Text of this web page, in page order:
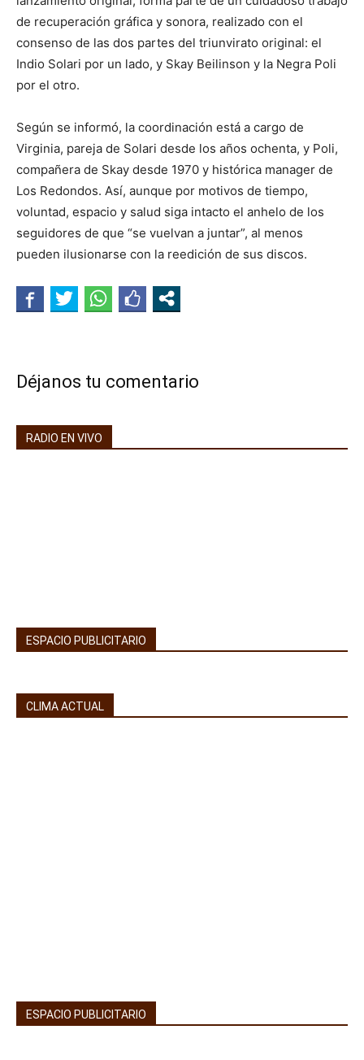
de recuperación gráfica y sonora, realizado con el
consenso de las dos partes del triunvirato original: el
Indio Solari por un lado, y Skay Beilinson y la Negra Poli
por el otro.
Según se informó, la coordinación está a cargo de
Virginia, pareja de Solari desde los años ochenta, y Poli,
compañera de Skay desde 1970 y histórica manager de
Los Redondos. Así, aunque por motivos de tiempo,
voluntad, espacio y salud siga intacto el anhelo de los
seguidores de que “se vuelvan a juntar”, al menos
pueden ilusionarse con la reedición de sus discos.
Déjanos tu comentario
RADIO EN VIVO
ESPACIO PUBLICITARIO
CLIMA ACTUAL
ESPACIO PUBLICITARIO